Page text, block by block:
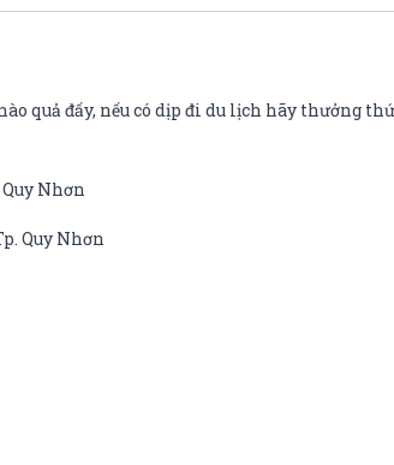
quả đấy, nếu có dịp đi du lịch hãy thưởng
Nhơn
Quy Nhơn